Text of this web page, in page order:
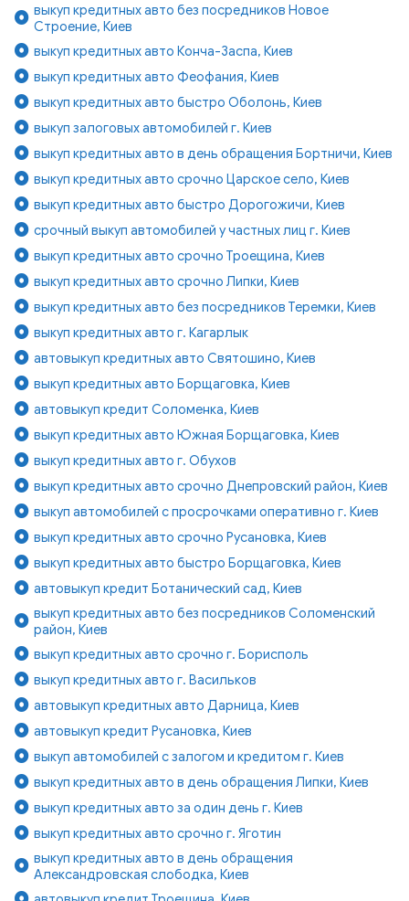
выкуп кредитных авто без посредников Новое
Строение, Киев
выкуп кредитных авто Конча-Заспа, Киев
выкуп кредитных авто Феофания, Киев
выкуп кредитных авто быстро Оболонь, Киев
выкуп залоговых автомобилей г. Киев
выкуп кредитных авто в день обращения Бортничи, Киев
выкуп кредитных авто срочно Царское село, Киев
выкуп кредитных авто быстро Дорогожичи, Киев
срочный выкуп автомобилей у частных лиц г. Киев
выкуп кредитных авто срочно Троещина, Киев
выкуп кредитных авто срочно Липки, Киев
выкуп кредитных авто без посредников Теремки, Киев
выкуп кредитных авто г. Кагарлык
автовыкуп кредитных авто Святошино, Киев
выкуп кредитных авто Борщаговка, Киев
автовыкуп кредит Соломенка, Киев
выкуп кредитных авто Южная Борщаговка, Киев
выкуп кредитных авто г. Обухов
выкуп кредитных авто срочно Днепровский район, Киев
выкуп автомобилей с просрочками оперативно г. Киев
выкуп кредитных авто срочно Русановка, Киев
выкуп кредитных авто быстро Борщаговка, Киев
автовыкуп кредит Ботанический сад, Киев
выкуп кредитных авто без посредников Соломенский
район, Киев
выкуп кредитных авто срочно г. Борисполь
выкуп кредитных авто г. Васильков
автовыкуп кредитных авто Дарница, Киев
автовыкуп кредит Русановка, Киев
выкуп автомобилей с залогом и кредитом г. Киев
выкуп кредитных авто в день обращения Липки, Киев
выкуп кредитных авто за один день г. Киев
выкуп кредитных авто срочно г. Яготин
выкуп кредитных авто в день обращения
Александровская слободка, Киев